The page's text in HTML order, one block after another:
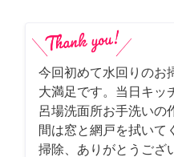
今回初めて水回りのお
大満足です。当日キッ
呂場洗面所お手洗いの
間は窓と網戸を拭いて
掃除、ありがとうござ